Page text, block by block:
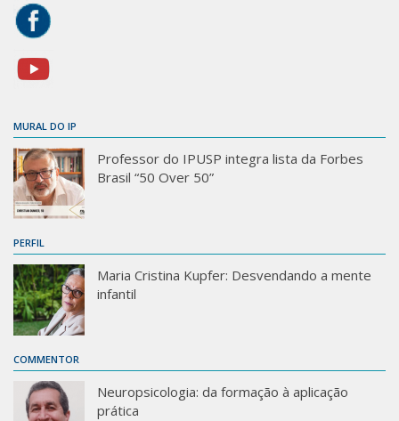
MURAL DO IP
Professor do IPUSP integra lista da Forbes
Brasil “50 Over 50”
PERFIL
Maria Cristina Kupfer: Desvendando a mente
infantil
COMMENTOR
Neuropsicologia: da formação à aplicação
prática